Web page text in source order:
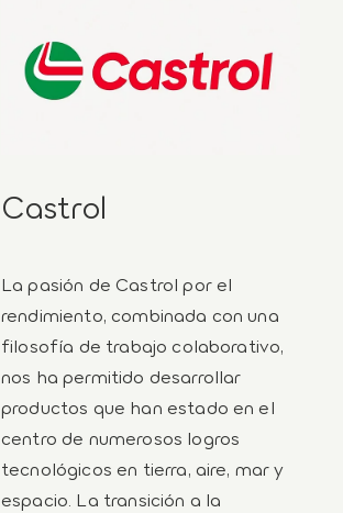
Castrol
La pasión de Castrol por el
rendimiento, combinada con una
filosofía de trabajo colaborativo,
nos ha permitido desarrollar
productos que han estado en el
centro de numerosos logros
tecnológicos en tierra, aire, mar y
espacio. La transición a la